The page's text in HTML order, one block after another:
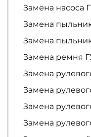
Замена насоса
Замена
Замена
Замена ремня
Замена
Замена
Замена
Замена